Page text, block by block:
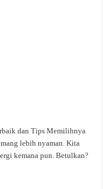
dan Tips Memilihnya
lebih nyaman. Kita
kemana pun. Betulkan?